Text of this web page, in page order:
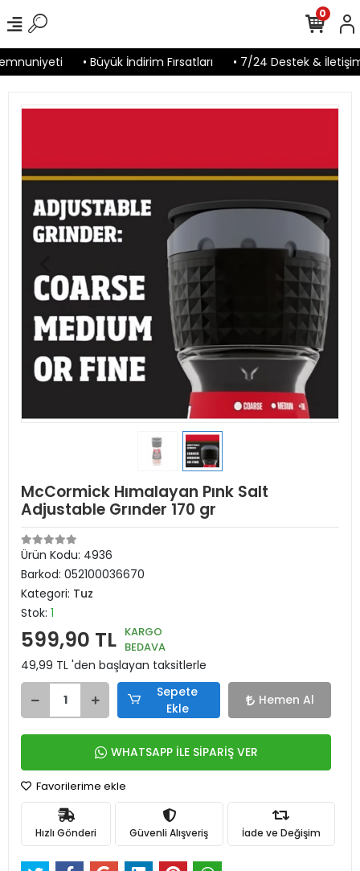
• Büyük İndirim Fırsatları • 7/24 Destek & İletişim
0
McCormick Hımalayan Pınk Salt
Adjustable Grınder 170 gr
Ürün Kodu: 4936
Barkod: 052100036670
Kategori: Tuz
Stok: 1
599,90 TL KARGO
BEDAVA
49,99 TL 'den başlayan taksitlerle
Sepete
Ekle
Hemen Al
WHATSAPP İLE SİPARİŞ VER
Favorilerime ekle
Hızlı Gönderi Güvenli Alışveriş İade ve Değişim